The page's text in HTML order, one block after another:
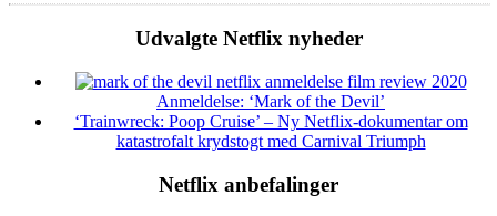
Udvalgte Netflix nyheder
Anmeldelse: ‘Mark of the Devil’
‘Trainwreck: Poop Cruise’ – Ny Netflix-dokumentar om
katastrofalt krydstogt med Carnival Triumph
Netflix anbefalinger